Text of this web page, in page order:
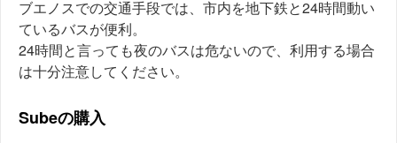
ブエノスでの交通手段では、市内を地下鉄と24時間動い
ているバスが便利。
24時間と言っても夜のバスは危ないので、利用する場合
は十分注意してください。
Subeの購入